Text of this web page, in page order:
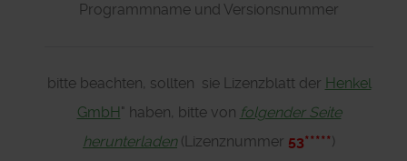
Programmname und Versionsnummer
bitte beachten, sollten sie Lizenzblatt der Henkel
GmbH" haben, bitte von folgender Seite
herunterladen(Lizenznummer 53*****)